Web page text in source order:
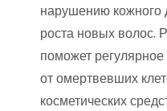
нарушению
роста новых волос.
поможет
от омертвевших
косметических